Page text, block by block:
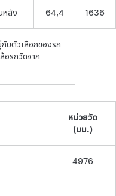
หลัง 64,4 1636
บตัวเลือกของรถ
อรถวัดจาก
หน่วยวัด
(มม.)
4976